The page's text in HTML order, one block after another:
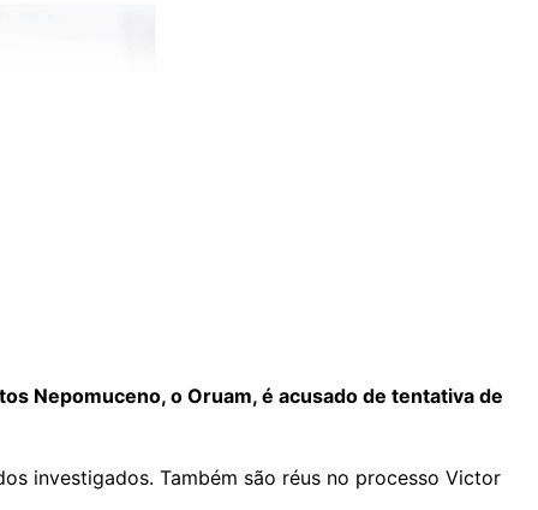
Nepomuceno, o Oruam, é acusado de tentativa de
investigados. Também são réus no processo Victor